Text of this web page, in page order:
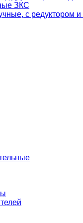
ЗКС
с редуктором и